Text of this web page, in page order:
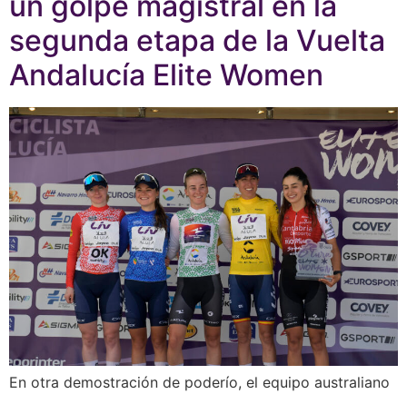
segunda etapa de la Vuelta
Andalucía Elite Women
En otra demostración de poderío, el equipo australiano